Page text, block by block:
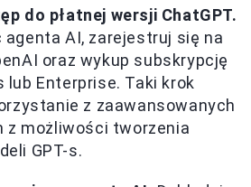
do płatnej wersji ChatGPT.
AI, zarejestruj się na
oraz wykup subskrypcję
lub Enterprise. Taki krok
z zaawansowanych
z możliwości tworzenia
GPT-s.